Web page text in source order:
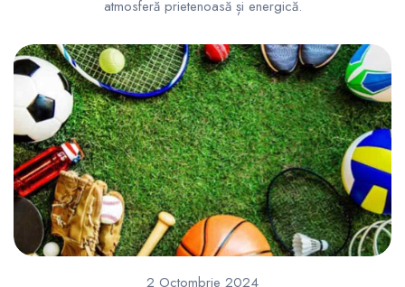
atmosferă prietenoasă și energică.
2 Octombrie 2024